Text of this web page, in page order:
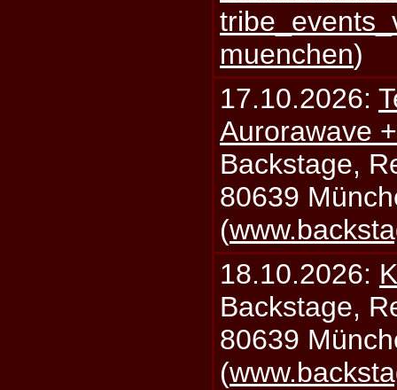
muenchen)
17.10.2026:
Aurorawave
Backstage,
80639
(
18.10.2026:
Backstage,
80639
(